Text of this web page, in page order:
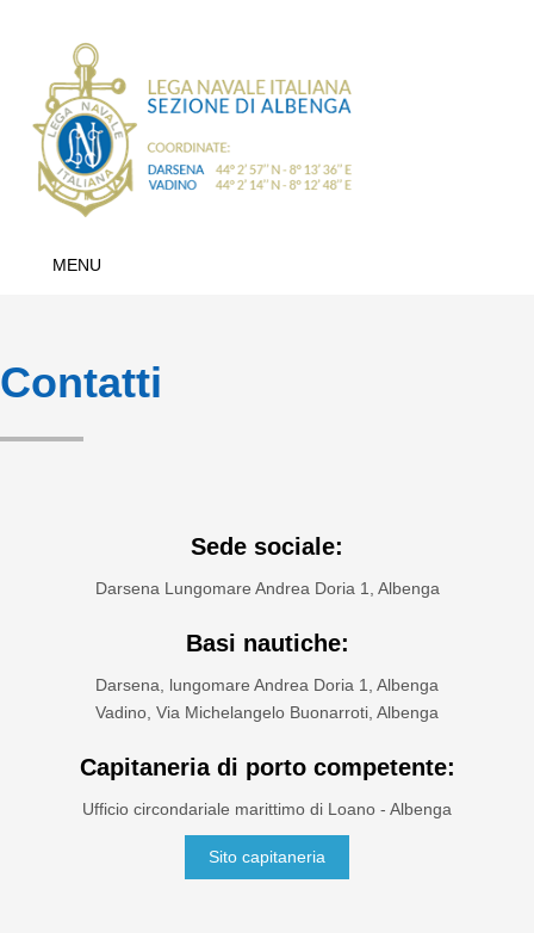
MENU
Contatti
Sede sociale:
Darsena Lungomare Andrea Doria 1, Albenga
Basi nautiche:
Darsena, lungomare Andrea Doria 1, Albenga
Vadino, Via Michelangelo Buonarroti, Albenga
Capitaneria di porto competente:
Ufficio circondariale marittimo di Loano - Albenga
Sito capitaneria